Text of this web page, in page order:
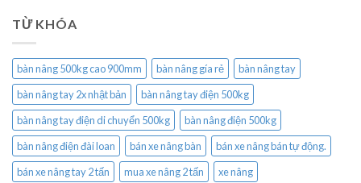
TỪ KHÓA
bàn nâng 500kg cao 900mm bàn nâng gía rẻ
bàn nâng tay
bàn nâng tay 2x nhật bản
bàn nâng tay điện 500kg
bàn nâng tay điện di chuyển 500kg
bàn nâng điện 500kg
bàn nâng điện đài loan
bán xe nâng bàn
bán xe nâng bán tự động.
bán xe nâng tay 2 tấn
mua xe nâng 2 tấn xe nâng